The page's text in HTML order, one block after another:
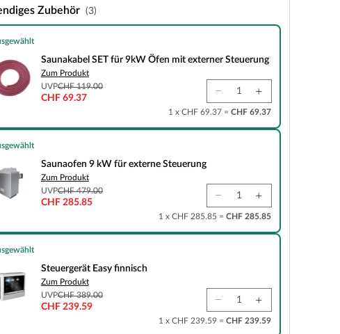
Zubehör (3)
SET für 9kW Öfen mit externer Steuerung
Saunakabel SET für 9kW Öfen mit externer Steuerung
Zum Produkt
UVPCHF 119.00
CHF 69.37
1 x CHF 69.37 = CHF 69.37
9 kW für externe Steuerung
Saunaofen 9 kW für externe Steuerung
Zum Produkt
UVPCHF 479.00
CHF 285.85
1 x CHF 285.85 = CHF 285.85
Easy finnisch
Steuergerät Easy finnisch
Zum Produkt
UVPCHF 389.00
CHF 239.59
1 x CHF 239.59 = CHF 239.59